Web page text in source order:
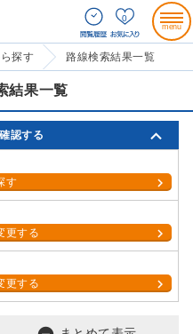
0
探す 路線検索結果一覧
結果一覧
認する
す
更する
更する